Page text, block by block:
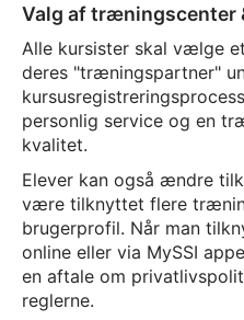
Valg af træningscenter
Alle kursister skal vælge
deres "træningspartner"
personlig service og en
kvalitet.
Elever kan også ændre
være tilknyttet flere
brugerprofil. Når man
online eller via MySSI
en aftale om
reglerne.